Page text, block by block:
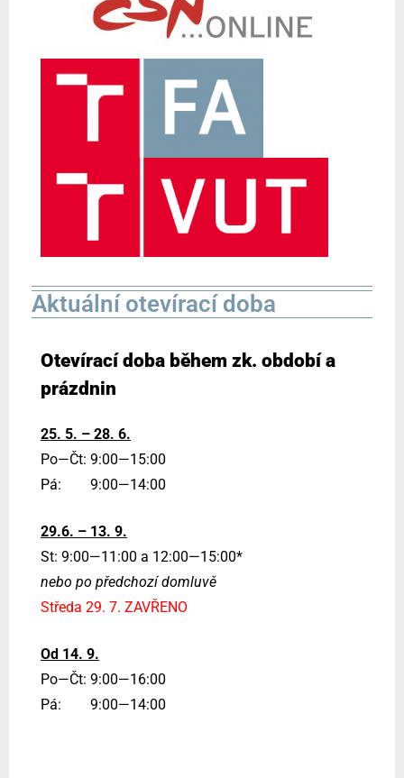
Aktuální otevírací doba
Otevírací doba během zk. období a
prázdnin
25. 5. – 28. 6.
Po—Čt: 9:00—15:00
Pá: 9:00—14:00
29.6. – 13. 9.
St: 9:00—11:00 a 12:00—15:00*
nebo po předchozí domluvě
Středa 29. 7. ZAVŘENO
Od 14. 9.
Po—Čt: 9:00—16:00
Pá: 9:00—14:00